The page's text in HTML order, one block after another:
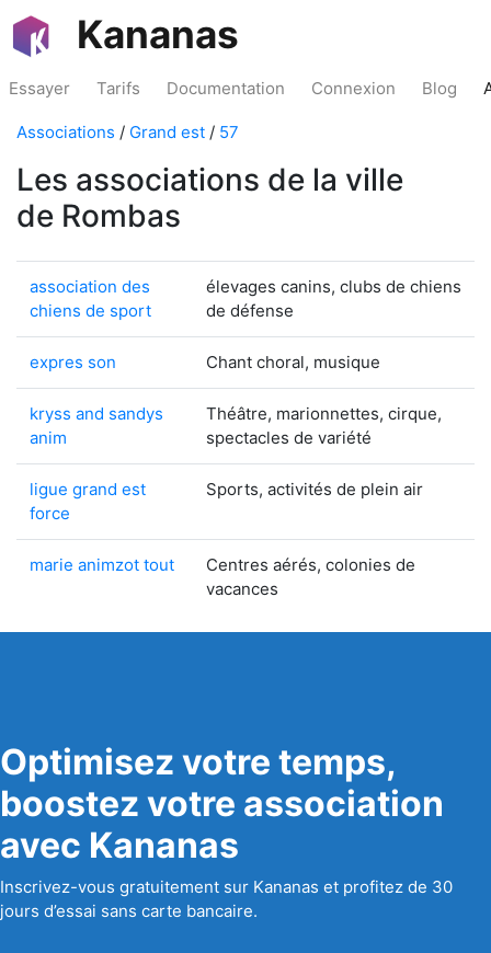
Kananas
Essayer Tarifs Documentation Connexion Blog
Associations / Grand est / 57
Les associations de la ville
de Rombas
association des
chiens de sport
élevages canins, clubs de chiens
de défense
expres son Chant choral, musique
kryss and sandys
anim
Théâtre, marionnettes, cirque,
spectacles de variété
ligue grand est
force
Sports, activités de plein air
marie animzot tout
Centres aérés, colonies de
vacances
Optimisez votre temps,
boostez votre association
avec Kananas
Inscrivez-vous gratuitement sur Kananas et profitez de 30
jours d’essai sans carte bancaire.